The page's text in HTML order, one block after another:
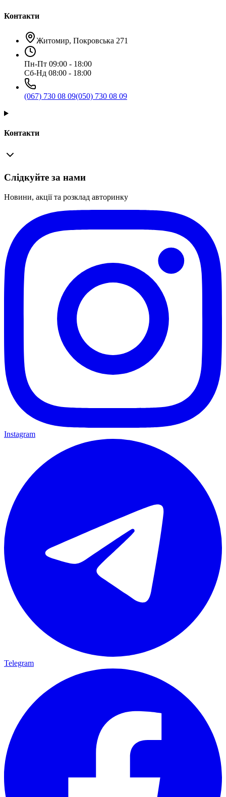
Контакти
Житомир, Покровська 271
Пн-Пт 09:00 - 18:00
Сб-Нд 08:00 - 18:00
(067) 730 08 09(050) 730 08 09
Контакти
Слідкуйте за нами
Новини, акції та розклад авторинку
Instagram
Telegram